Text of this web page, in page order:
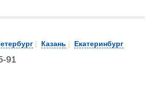
| Казань | Екатеринбург
91